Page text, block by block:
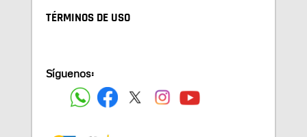
TÉRMINOS DE USO
Síguenos: